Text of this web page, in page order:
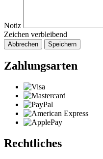
Notiz
Zeichen verbleibend
Abbrechen Speichern
Zahlungsarten
Rechtliches